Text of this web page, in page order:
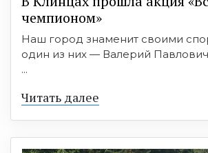
чемпионом»
Наш город знаменит своими
один из них — Валерий
...
Читать далее